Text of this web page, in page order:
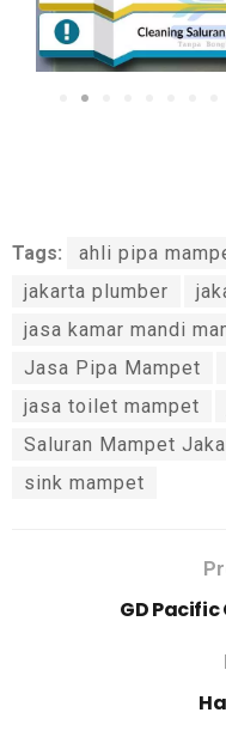
Tags: ahli pipa
jakarta plumber
jasa kamar mandi
Jasa Pipa Mampet
jasa toilet mampet
Saluran Mampet
sink mampet
GD Pacific